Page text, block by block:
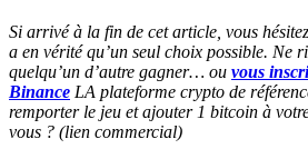
Si arrivé à la fin de cet article, vous
a en vérité qu’un seul choix possible. Ne
quelqu’un d’autre gagner… ou vous
Binance LA plateforme crypto de
remporter le jeu et ajouter 1 bitcoin à
vous ? (lien commercial)